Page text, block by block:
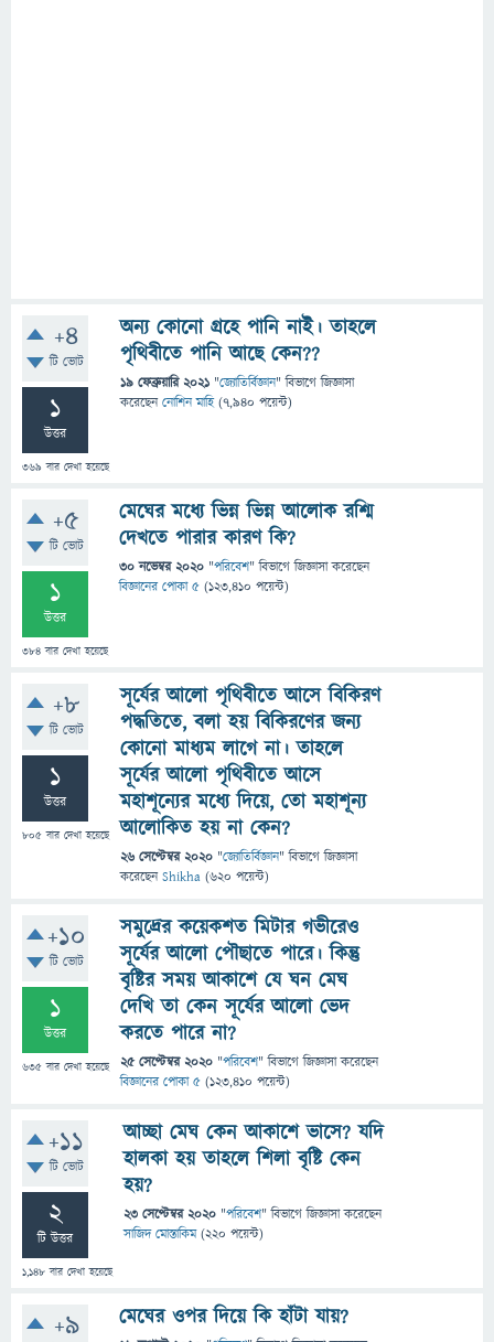
+4
টি ভোট
1
উত্তর
369 বার দেখা হয়েছে
অন্য কোনো গ্রহে পানি নাই। তাহলে
পৃথিবীতে পানি আছে কেন??
19 ফেব্রুয়ারি 2021 "জ্যোতির্বিজ্ঞান" বিভাগে জিজ্ঞাসা
করেছেননোশিন মাহি (7,940 পয়েন্ট)
+5
টি ভোট
1
উত্তর
384 বার দেখা হয়েছে
মেঘের মধ্যে ভিন্ন ভিন্ন আলোক রশ্মি
দেখতে পারার কারণ কি?
30 নভেম্বর 2020 "পরিবেশ" বিভাগে জিজ্ঞাসাকরেছেন
বিজ্ঞানের পোকা ৫ (123,410 পয়েন্ট)
+8
টি ভোট
1
উত্তর
805 বার দেখা হয়েছে
সূর্যের আলো পৃথিবীতে আসে বিকিরণ
পদ্ধতিতে, বলা হয় বিকিরণের জন্য
কোনো মাধ্যম লাগে না। তাহলে
সূর্যের আলো পৃথিবীতে আসে
মহাশূন্যের মধ্যে দিয়ে, তো মহাশূন্য
আলোকিত হয় না কেন?
26 সেপ্টেম্বর 2020 "জ্যোতির্বিজ্ঞান" বিভাগে জিজ্ঞাসা
করেছেনShikha (620 পয়েন্ট)
+10
টি ভোট
1
উত্তর
635 বার দেখা হয়েছে
সমুদ্রের কয়েকশত মিটার গভীরেও
সূর্যের আলো পৌছাতে পারে। কিন্তু
বৃষ্টির সময় আকাশে যে ঘন মেঘ
দেখি তা কেন সূর্যের আলো ভেদ
করতে পারে না?
25 সেপ্টেম্বর 2020 "পরিবেশ" বিভাগে জিজ্ঞাসাকরেছেন
বিজ্ঞানের পোকা ৫ (123,410 পয়েন্ট)
+11
টি ভোট
2
টি উত্তর
1,148 বার দেখা হয়েছে
আচ্ছা মেঘ কেন আকাশে ভাসে? যদি
হালকা হয় তাহলে শিলা বৃষ্টি কেন
হয়?
23 সেপ্টেম্বর 2020 "পরিবেশ" বিভাগে জিজ্ঞাসাকরেছেন
সাজিদ মোস্তাকিম (220 পয়েন্ট)
+9 মেঘের ওপর দিয়ে কি হাঁটা যায়?